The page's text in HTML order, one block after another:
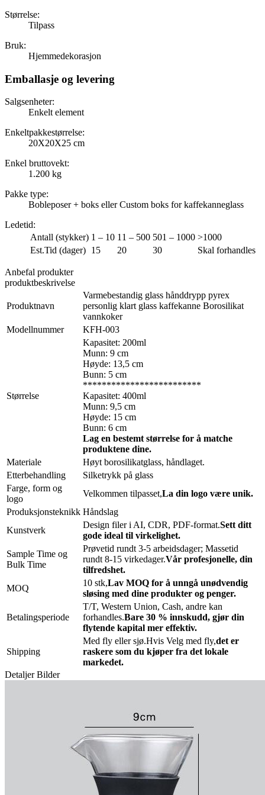
Størrelse:
Tilpass
Bruk:
Hjemmedekorasjon
Emballasje og levering
Salgsenheter:
Enkelt element
Enkeltpakkestørrelse:
20X20X25 cm
Enkel bruttovekt:
1.200 kg
Pakke type:
Bobleposer + boks eller Custom boks for kaffekanneglass
Ledetid:
Antall (stykker) 1 – 10 11 – 500 501 – 1000 >1000
Est.Tid (dager) 15 20 30 Skal forhandles
Anbefal produkter
produktbeskrivelse
Produktnavn
Varmebestandig glass hånddrypp pyrex
personlig klart glass kaffekanne Borosilikat
vannkoker
Modellnummer
KFH-003
Størrelse
Kapasitet: 200ml
Munn: 9 cm
Høyde: 13,5 cm
Bunn: 5 cm
*************************
Kapasitet: 400ml
Munn: 9,5 cm
Høyde: 15 cm
Bunn: 6 cm
Lag en bestemt størrelse for å matche
produktene dine.
Materiale
Høyt borosilikatglass, håndlaget.
Etterbehandling
Silketrykk på glass
Farge, form og
logo
Velkommen tilpasset,La din logo være unik.
Produksjonsteknikk Håndslag
Kunstverk
Design filer i AI, CDR, PDF-format.Sett ditt
gode ideal til virkelighet.
Sample Time og
Bulk Time
Prøvetid rundt 3-5 arbeidsdager; Massetid
rundt 8-15 virkedager.Vår profesjonelle, din
tilfredshet.
MOQ
10 stk,Lav MOQ for å unngå unødvendig
sløsing med dine produkter og penger.
Betalingsperiode
T/T, Western Union, Cash, andre kan
forhandles.Bare 30 % innskudd, gjør din
flytende kapital mer effektiv.
Shipping
Med fly eller sjø.Hvis Velg med fly,det er
raskere som du kjøper fra det lokale
markedet.
Detaljer Bilder